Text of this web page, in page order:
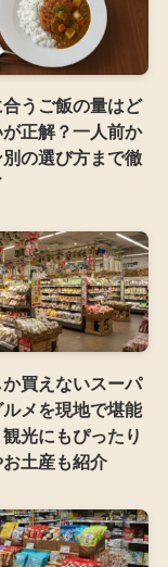
合うご飯の量はど
正解？一人前か
別の選び方まで徹
買えないスーパ
メを現地で堪能
光にもぴったり
土産も紹介